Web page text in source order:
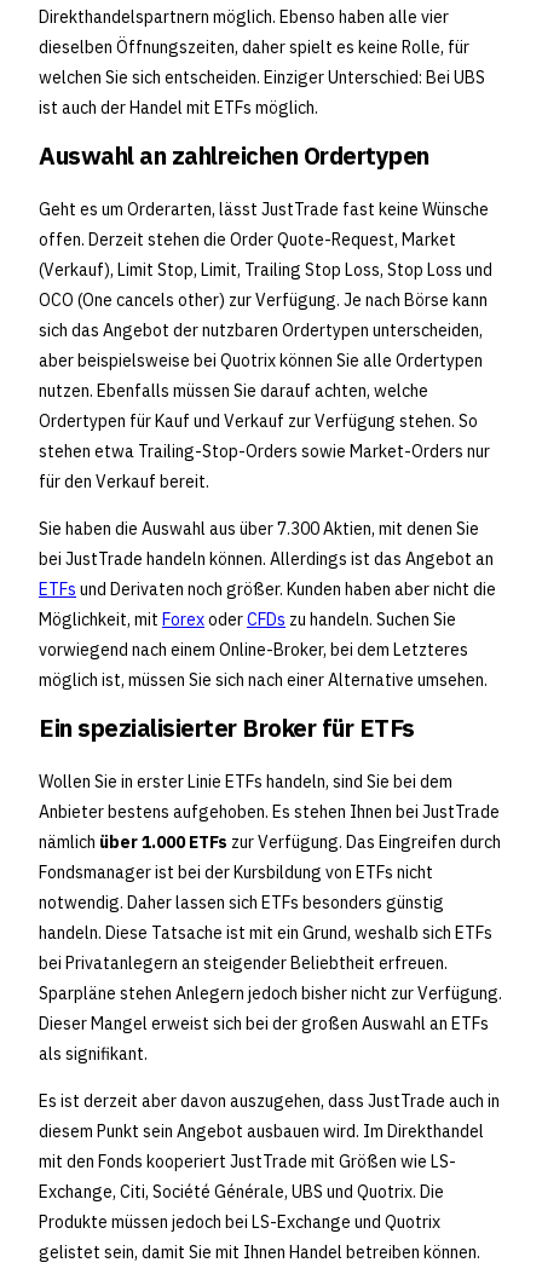
Direkthandelspartnern möglich. Ebenso haben alle vier
dieselben Öffnungszeiten, daher spielt es keine Rolle, für
welchen Sie sich entscheiden. Einziger Unterschied: Bei UBS
ist auch der Handel mit ETFs möglich.
Auswahl an zahlreichen Ordertypen
Geht es um Orderarten, lässt JustTrade fast keine Wünsche
offen. Derzeit stehen die Order Quote-Request, Market
(Verkauf), Limit Stop, Limit, Trailing Stop Loss, Stop Loss und
OCO (One cancels other) zur Verfügung. Je nach Börse kann
sich das Angebot der nutzbaren Ordertypen unterscheiden,
aber beispielsweise bei Quotrix können Sie alle Ordertypen
nutzen. Ebenfalls müssen Sie darauf achten, welche
Ordertypen für Kauf und Verkauf zur Verfügung stehen. So
stehen etwa Trailing-Stop-Orders sowie Market-Orders nur
für den Verkauf bereit.
Sie haben die Auswahl aus über 7.300 Aktien, mit denen Sie
bei JustTrade handeln können. Allerdings ist das Angebot an
ETFs und Derivaten noch größer. Kunden haben aber nicht die
Möglichkeit, mit ForexoderCFDs zu handeln. Suchen Sie
vorwiegend nach einem Online-Broker, bei dem Letzteres
möglich ist, müssen Sie sich nach einer Alternative umsehen.
Ein spezialisierter Broker für ETFs
Wollen Sie in erster Linie ETFs handeln, sind Sie bei dem
Anbieter bestens aufgehoben. Es stehen Ihnen bei JustTrade
nämlich über 1.000 ETFs zur Verfügung. Das Eingreifen durch
Fondsmanager ist bei der Kursbildung von ETFs nicht
notwendig. Daher lassen sich ETFs besonders günstig
handeln. Diese Tatsache ist mit ein Grund, weshalb sich ETFs
bei Privatanlegern an steigender Beliebtheit erfreuen.
Sparpläne stehen Anlegern jedoch bisher nicht zur Verfügung.
Dieser Mangel erweist sich bei der großen Auswahl an ETFs
als signifikant.
Es ist derzeit aber davon auszugehen, dass JustTrade auch in
diesem Punkt sein Angebot ausbauen wird. Im Direkthandel
mit den Fonds kooperiert JustTrade mit Größen wie LS-
Exchange, Citi, Société Générale, UBS und Quotrix. Die
Produkte müssen jedoch bei LS-Exchange und Quotrix
gelistet sein, damit Sie mit Ihnen Handel betreiben können.